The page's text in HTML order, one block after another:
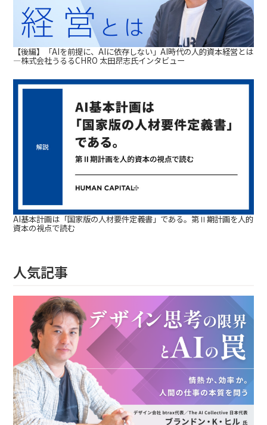
【後編】「AIを前提に、AIに依存しない」AI時代の人的資本経営とは
—株式会社うるるCHRO 太田昂志氏インタビュー
AI基本計画は「国家版の人材要件定義書」である。第Ⅱ期計画を人的
資本の視点で読む
人気記事